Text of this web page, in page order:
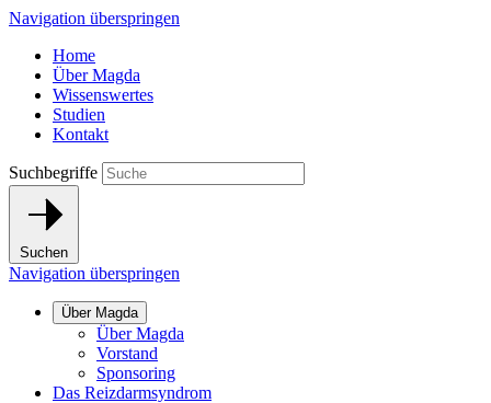
Navigation überspringen
Home
Über Magda
Wissenswertes
Studien
Kontakt
Suchbegriffe
Suchen
Navigation überspringen
Über Magda
Über Magda
Vorstand
Sponsoring
Das Reizdarmsyndrom